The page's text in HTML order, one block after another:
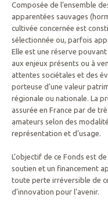
Composée de l’ensemble
apparentées sauvages
cultivée concernée est
sélectionnée ou, parfois
Elle est une réserve
aux enjeux présents ou à
attentes sociétales et des
porteuse d’une valeur
régionale ou nationale. La
assurée en France par de
amateurs selon des
représentation et d’usage.
L’objectif de ce Fonds est
soutien et un financement
toute perte irréversible de
d’innovation pour l’avenir.